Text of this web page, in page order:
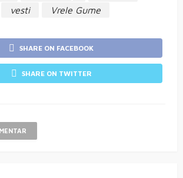
vesti Vrele Gume
SHARE ON FACEBOOK
SHARE ON TWITTER